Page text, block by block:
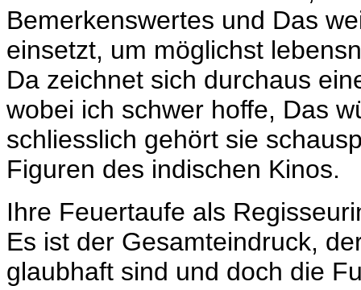
Bemerkenswertes und Das
einsetzt, um möglichst
Da zeichnet sich durchaus
wobei ich schwer hoffe, Das
schliesslich gehört sie
Figuren des indischen Kinos.
Ihre Feuertaufe als
Es ist der Gesamteindruck,
glaubhaft sind und doch die